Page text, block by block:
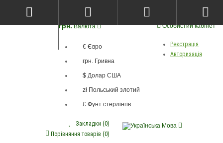
Особистий кабінет
Реєстрація
Авторизація
грн. Валюта
€ Євро
грн. Гривна
$ Долар США
zł Польський злотий
£ Фунт стерлінгів
Мова
Закладки (0)
Порівняння товарів (0)